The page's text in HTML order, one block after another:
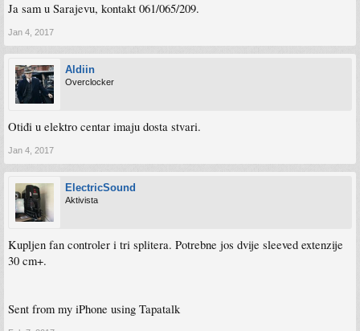
Ja sam u Sarajevu, kontakt 061/065/209.
Jan 4, 2017
Aldiin
Overclocker
Otiđi u elektro centar imaju dosta stvari.
Jan 4, 2017
ElectricSound
Aktivista
Kupljen fan controler i tri splitera. Potrebne jos dvije sleeved extenzije
30 cm+.
Sent from my iPhone using Tapatalk